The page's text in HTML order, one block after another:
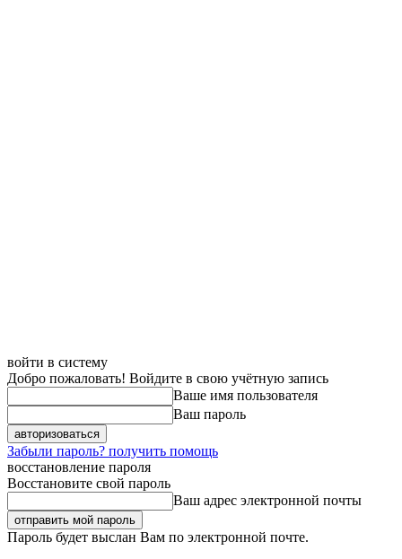
войти в систему
Добро пожаловать! Войдите в свою учётную запись
Ваше имя пользователя
Ваш пароль
Забыли пароль? получить помощь
восстановление пароля
Восстановите свой пароль
Ваш адрес электронной почты
Пароль будет выслан Вам по электронной почте.